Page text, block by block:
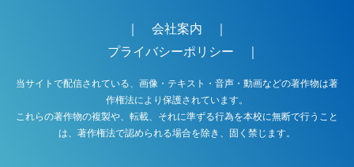
｜ 会社案内
｜
プライバシーポリシー
｜
当サイトで配信されている、画像・テキスト・音声・動画などの著作物は著
作権法により保護されています。
これらの著作物の複製や、転載、それに準ずる行為を本校に無断で行うこと
は、著作権法で認められる場合を除き、固く禁じます。